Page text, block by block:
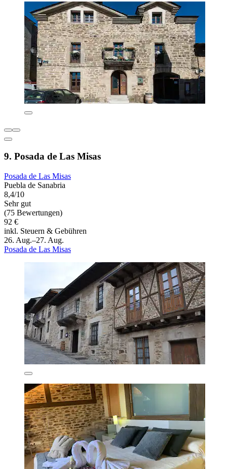
9. Posada de Las Misas
Posada de Las Misas
Puebla de Sanabria
8,4/10
Sehr gut
(75 Bewertungen)
92 €
inkl. Steuern & Gebühren
26. Aug.–27. Aug.
Posada de Las Misas